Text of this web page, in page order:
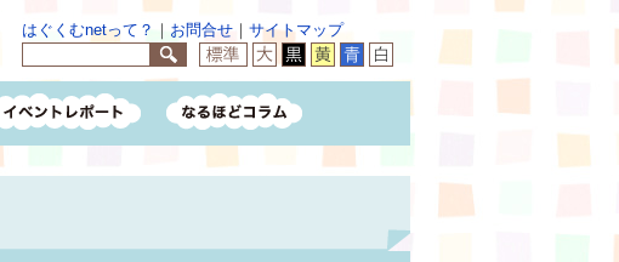
はぐくむnetって？ ｜ お問合せ ｜ サイトマップ